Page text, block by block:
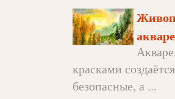
красками
безопасные, а ...